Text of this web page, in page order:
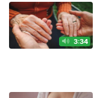
3:34